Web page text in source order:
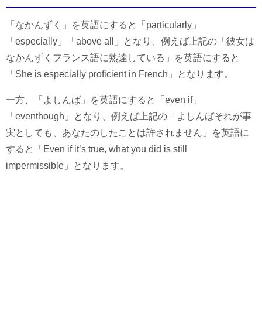
「なかんずく」を英語にすると「particularly」
「especially」「above all」となり、例えば上記の「彼女は
なかんずくフランス語に熟達している」を英語にすると
「She is especially proficient in French」となります。
一方、「よしんば」を英語にすると「even if」
「eventhough」となり、例えば上記の「よしんばそれが事
実としても、あなたのしたことは許されません」を英語に
すると「Even if it’s true, what you did is still
impermissible」となります。